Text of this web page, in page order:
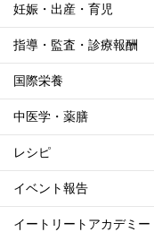
妊娠・出産・育児
指導・監査・診療報酬
国際栄養
中医学・薬膳
レシピ
イベント報告
イートリートアカデミー